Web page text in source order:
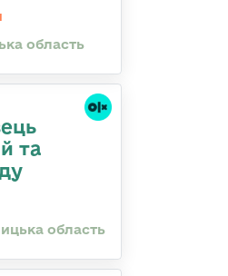
область
та
область